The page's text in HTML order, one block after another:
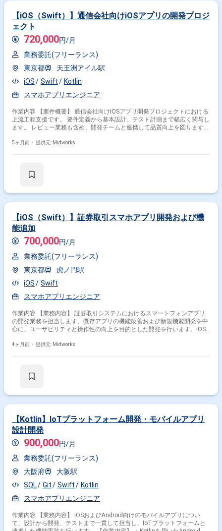
【iOS（Swift）】通信会社向けiOSアプリの開発プロジ
ェクト
720,000円/月
業務委託(フリーランス)
東京都
天王洲アイル駅
iOS
Swift
Kotlin
スマホアプリエンジニア
作業内容 【案件概要】 通信会社向けiOSアプリ開発プロジェクトにおける
上流工程支援です。 要件定義から基本設計、テスト計画まで幅広く関与し
ます。 レビュー業務も含め、開発チームと連携して品質向上を図ります。
・iOSアプリの要件定義支援 ・基本設計書の作成 ・テスト計画書の作成 ・
5ヶ月前・ 提供元: Midworks
【iOS（Swift）】証券取引スマホアプリ開発および機
能追加
700,000円/月
業務委託(フリーランス)
東京都
虎ノ門駅
iOS
Swift
スマホアプリエンジニア
作業内容 【業務内容】 証券取引システムにおけるスマートフォンアプリ
の開発業務を担当します。既存アプリの機能改善および新規機能開発を中
心に、ユーザビリティと操作性の向上を目的とした開発を行います。iOS
とで継続的に機能改善を進めます。また希望に応じてフロントエンドやサ
び実装 ・API連携実装 ・単体テストおよび結合テスト ・不具合調査および
4ヶ月前・ 提供元: Midworks
【Kotlin】IoTプラットフォーム開発・モバイルアプリ
設計開発
900,000円/月
業務委託(フリーランス)
大阪府
大阪駅
SQL
Git Swift
Kotlin
スマホアプリエンジニア
作業内容 【業務内容】 iOSおよびAndroid向けのモバイルアプリについ
て、設計から開発、テストまで一貫して担当し、IoTプラットフォームと